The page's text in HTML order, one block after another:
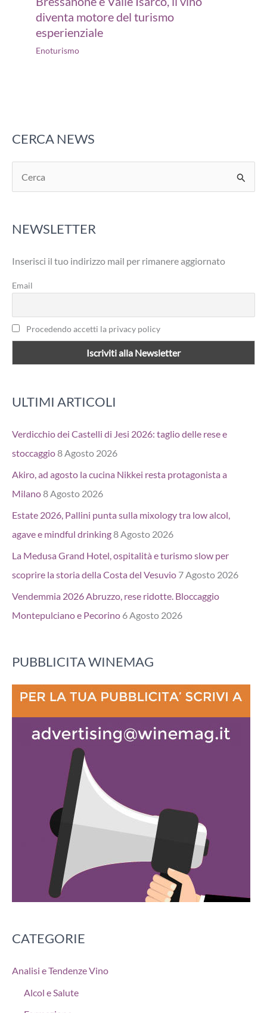
diventa motore del turismo
esperienziale
Enoturismo
CERCA NEWS
e
c
:
NEWSLETTER
Inserisci il tuo indirizzo mail per rimanere aggiornato
Email
Procedendo accetti la privacy policy
ULTIMI ARTICOLI
Verdicchio dei Castelli di Jesi 2026: taglio delle rese e
stoccaggio8 Agosto 2026
Akiro, ad agosto la cucina Nikkei resta protagonista a
Milano8 Agosto 2026
Estate 2026, Pallini punta sulla mixology tra low alcol,
agave e mindful drinking8 Agosto 2026
La Medusa Grand Hotel, ospitalità e turismo slow per
scoprire la storia della Costa del Vesuvio 7 Agosto 2026
Vendemmia 2026 Abruzzo, rese ridotte. Bloccaggio
Montepulciano e Pecorino 6 Agosto 2026
PUBBLICITA WINEMAG
CATEGORIE
Analisi e Tendenze Vino
Alcol e Salute